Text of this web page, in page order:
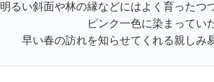
明るい斜面や林の縁などにはよく育ったつ
ピンク一色に染まってい
早い春の訪れを知らせてくれる親しみ